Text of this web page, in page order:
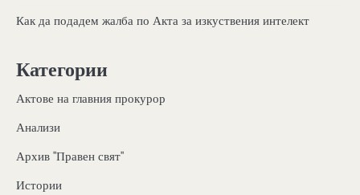
Как да подадем жалба по Акта за изкуствения интелект
Категории
Актове на главния прокурор
Анализи
Архив "Правен свят"
Истории